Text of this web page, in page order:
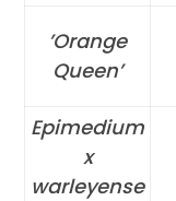
’Orange
Queen’
Epimedium
x
warleyense